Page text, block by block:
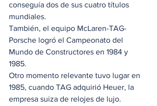
conseguía dos de sus cuatro títulos
mundiales.
También, el equipo McLaren-TAG-
Porsche logró el Campeonato del
Mundo de Constructores en 1984 y
1985.
Otro momento relevante tuvo lugar en
1985, cuando TAG adquirió Heuer, la
empresa suiza de relojes de lujo.